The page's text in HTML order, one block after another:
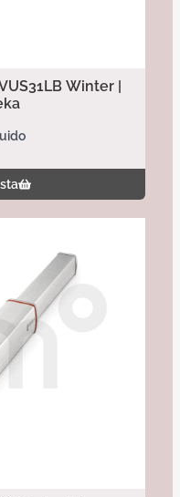
Winter |